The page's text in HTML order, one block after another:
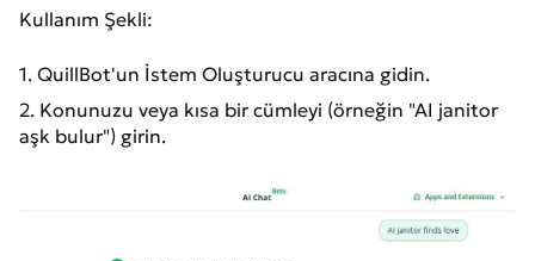
Kullanım Şekli:
1. QuillBot'un İstem Oluşturucu aracına gidin.
2. Konunuzu veya kısa bir cümleyi (örneğin "AI janitor
aşk bulur") girin.